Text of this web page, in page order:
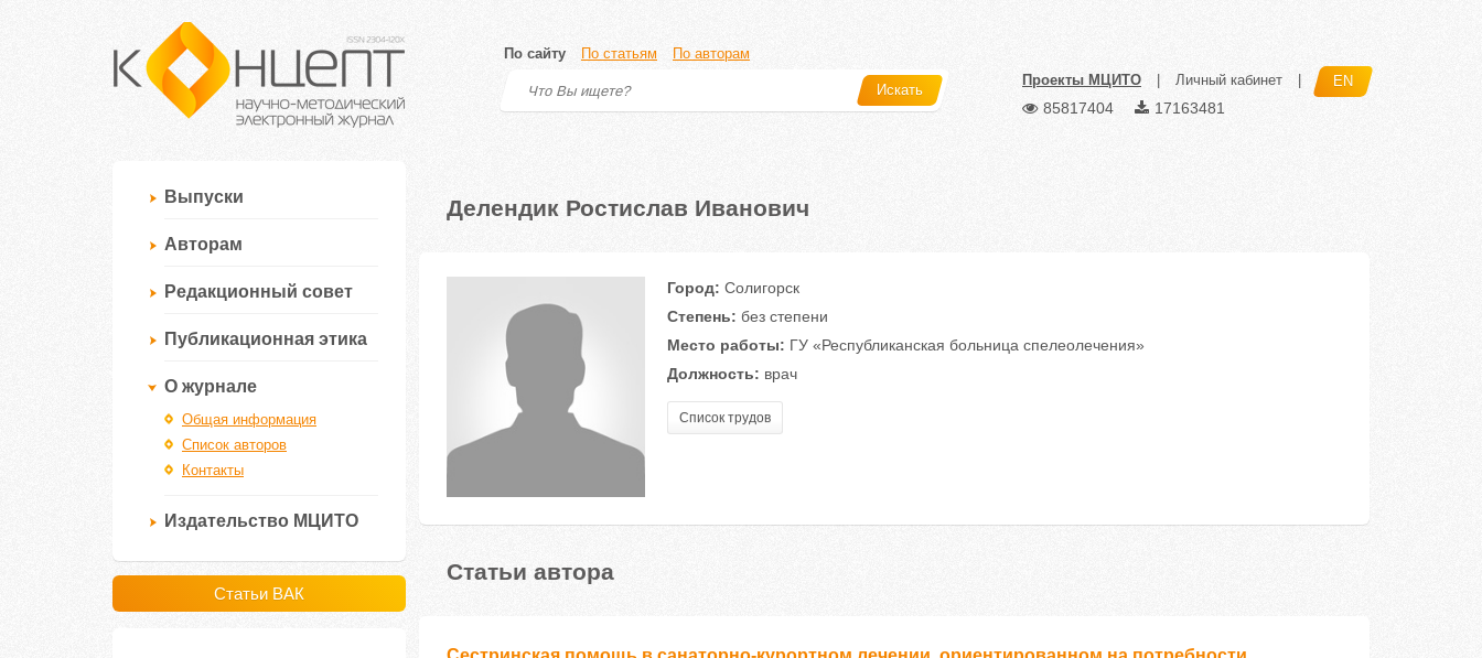
По сайту По статьям По авторам
Искать
Проекты МЦИТО Личный кабинет EN
85817404 17163481
Выпуски
Авторам
Редакционный совет
Публикационная этика
О журнале
Общая информация
Список авторов
Контакты
Издательство МЦИТО
Статьи ВАК
Делендик Ростислав Иванович
Город: Солигорск
Степень: без степени
Место работы: ГУ «Республиканская больница спелеолечения»
Должность: врач
Список трудов
Статьи автора